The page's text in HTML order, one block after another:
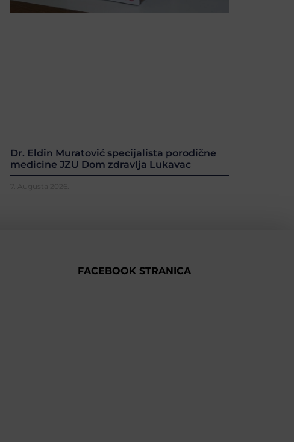
Dr. Eldin Muratović specijalista porodične
medicine JZU Dom zdravlja Lukavac
7. Augusta 2026.
FACEBOOK STRANICA